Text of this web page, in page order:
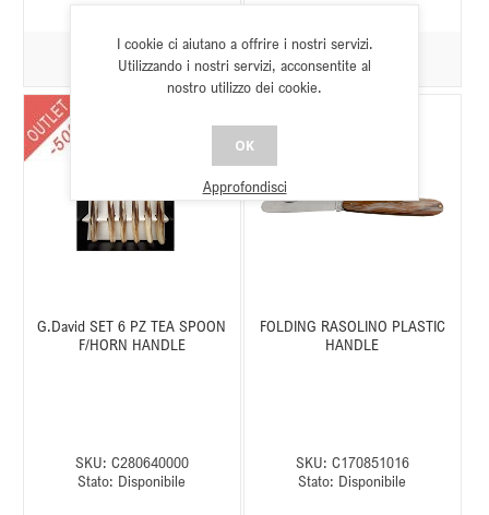
G.David SET 6 PZ TEA SPOON
F/HORN HANDLE
SKU: C280640000
Stato: Disponibile
FOLDING RASOLINO PLASTIC
HANDLE
SKU: C170851016
Stato: Disponibile
I cookie ci aiutano a offrire i nostri servizi.
Utilizzando i nostri servizi, acconsentite al
nostro utilizzo dei cookie.
OK
Approfondisci